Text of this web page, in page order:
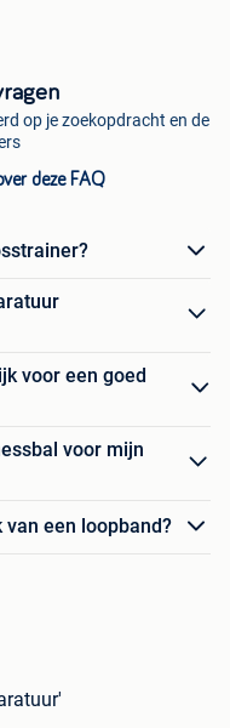
op je zoekopdracht en de
deze FAQ
voor een goed
voor mijn
een loopband?